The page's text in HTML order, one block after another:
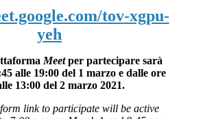
tov-xgpu-
yeh
Meetper partecipare sarà
alle 19:00 del 1 marzo e dalle ore
13:00 del 2 marzo 2021.
link to participate will be active